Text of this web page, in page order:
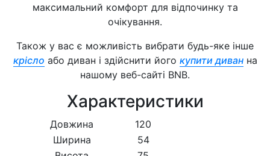
максимальний комфорт для відпочинку та
очікування.
Також у вас є можливість вибрати будь-яке інше
крісло або диван і здійснити його купити диванна
нашому веб-сайті BNB.
Характеристики
Довжина
120
Ширина
54